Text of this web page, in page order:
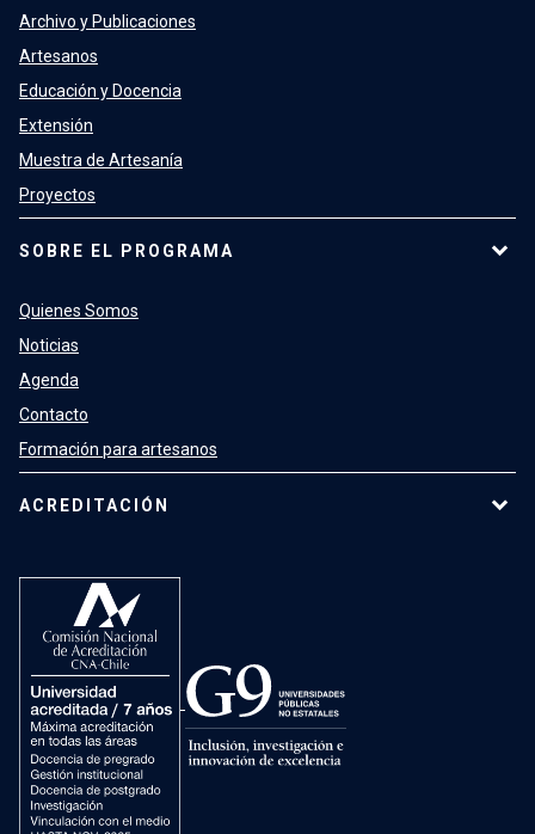
Archivo y Publicaciones
Artesanos
Educación y Docencia
Extensión
Muestra de Artesanía
Proyectos
SOBRE EL PROGRAMA
Quienes Somos
Noticias
Agenda
Contacto
Formación para artesanos
ACREDITACIÓN